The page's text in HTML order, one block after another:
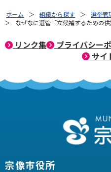
ホーム 組織から探す
選挙管
なぜなに選管「立候補するための供
リンク集 プライバシー
サイ
宗像市役所